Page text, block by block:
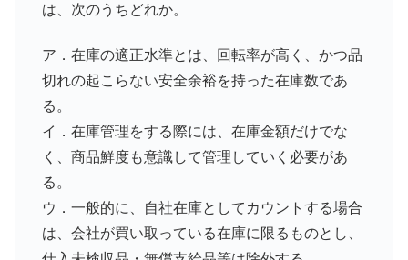
は、次のうちどれか。
ア．在庫の適正水準とは、回転率が高く、かつ品
切れの起こらない安全余裕を持った在庫数であ
る。
イ．在庫管理をする際には、在庫金額だけでな
く、商品鮮度も意識して管理していく必要があ
る。
ウ．一般的に、自社在庫としてカウントする場合
は、会社が買い取っている在庫に限るものとし、